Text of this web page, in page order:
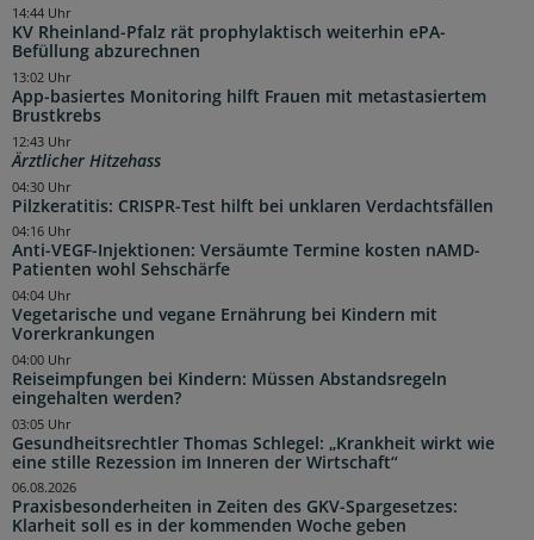
KV Rheinland-Pfalz rät prophylaktisch weiterhin ePA-
Befüllung abzurechnen
14:44 Uhr
App-basiertes Monitoring hilft Frauen mit metastasiertem
Brustkrebs
13:02 Uhr
Ärztlicher Hitzehass
12:43 Uhr
Pilzkeratitis: CRISPR-Test hilft bei unklaren Verdachtsfällen
04:30 Uhr
Anti-VEGF-Injektionen: Versäumte Termine kosten nAMD-
Patienten wohl Sehschärfe
04:16 Uhr
Vegetarische und vegane Ernährung bei Kindern mit
Vorerkrankungen
04:04 Uhr
Reiseimpfungen bei Kindern: Müssen Abstandsregeln
eingehalten werden?
04:00 Uhr
Gesundheitsrechtler Thomas Schlegel: „Krankheit wirkt wie
eine stille Rezession im Inneren der Wirtschaft“
03:05 Uhr
Praxisbesonderheiten in Zeiten des GKV-Spargesetzes:
Klarheit soll es in der kommenden Woche geben
06.08.2026